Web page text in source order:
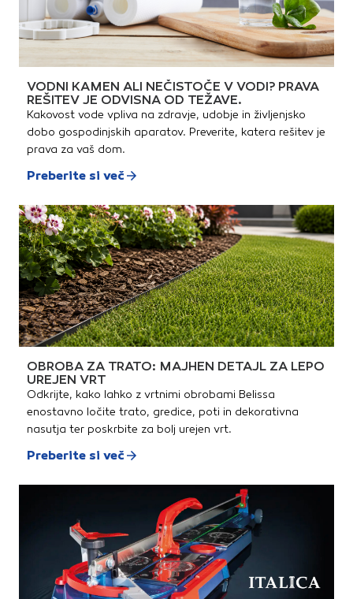
VODNI KAMEN ALI NEČISTOČE V VODI? PRAVA
REŠITEV JE ODVISNA OD TEŽAVE.
Kakovost vode vpliva na zdravje, udobje in življenjsko
dobo gospodinjskih aparatov. Preverite, katera rešitev je
prava za vaš dom.
Preberite si več
OBROBA ZA TRATO: MAJHEN DETAJL ZA LEPO
UREJEN VRT
Odkrijte, kako lahko z vrtnimi obrobami Belissa
enostavno ločite trato, gredice, poti in dekorativna
nasutja ter poskrbite za bolj urejen vrt.
Preberite si več